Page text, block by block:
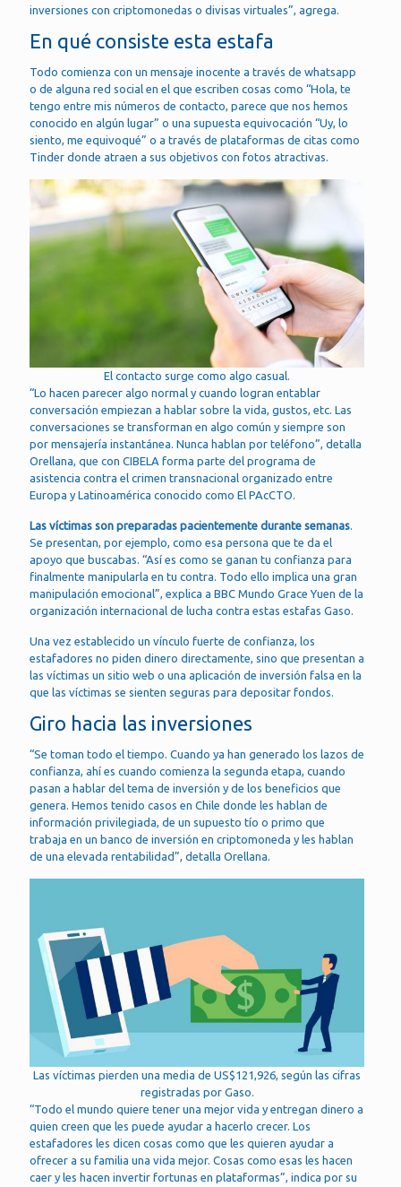
inversiones con criptomonedas o divisas virtuales”, agrega.
En qué consiste esta estafa
Todo comienza con un mensaje inocente a través de whatsapp
o de alguna red social en el que escriben cosas como “Hola, te
tengo entre mis números de contacto, parece que nos hemos
conocido en algún lugar” o una supuesta equivocación “Uy, lo
siento, me equivoqué” o a través de plataformas de citas como
Tinder donde atraen a sus objetivos con fotos atractivas.
El contacto surge como algo casual.
“Lo hacen parecer algo normal y cuando logran entablar
conversación empiezan a hablar sobre la vida, gustos, etc. Las
conversaciones se transforman en algo común y siempre son
por mensajería instantánea. Nunca hablan por teléfono”, detalla
Orellana, que con CIBELA forma parte del programa de
asistencia contra el crimen transnacional organizado entre
Europa y Latinoamérica conocido como El PAcCTO.
Las víctimas son preparadas pacientemente durante semanas.
Se presentan, por ejemplo, como esa persona que te da el
apoyo que buscabas. “Así es como se ganan tu confianza para
finalmente manipularla en tu contra. Todo ello implica una gran
manipulación emocional”, explica a BBC Mundo Grace Yuen de la
organización internacional de lucha contra estas estafas Gaso.
Una vez establecido un vínculo fuerte de confianza, los
estafadores no piden dinero directamente, sino que presentan a
las víctimas un sitio web o una aplicación de inversión falsa en la
que las víctimas se sienten seguras para depositar fondos.
Giro hacia las inversiones
“Se toman todo el tiempo. Cuando ya han generado los lazos de
confianza, ahí es cuando comienza la segunda etapa, cuando
pasan a hablar del tema de inversión y de los beneficios que
genera. Hemos tenido casos en Chile donde les hablan de
información privilegiada, de un supuesto tío o primo que
trabaja en un banco de inversión en criptomoneda y les hablan
de una elevada rentabilidad”, detalla Orellana.
Las víctimas pierden una media de US$121,926, según las cifras
registradas por Gaso.
“Todo el mundo quiere tener una mejor vida y entregan dinero a
quien creen que les puede ayudar a hacerlo crecer. Los
estafadores les dicen cosas como que les quieren ayudar a
ofrecer a su familia una vida mejor. Cosas como esas les hacen
caer y les hacen invertir fortunas en plataformas”, indica por su